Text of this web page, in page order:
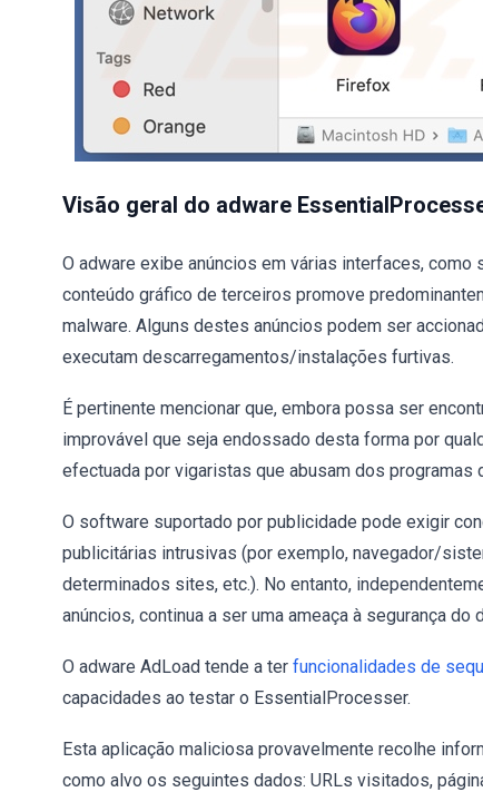
Visão geral do adware
O adware exibe anúncios em várias interfaces,
conteúdo gráfico de terceiros promove
malware. Alguns destes anúncios podem ser
executam descarregamentos/instalações furtivas.
É pertinente mencionar que, embora possa ser
improvável que seja endossado desta forma por
efectuada por vigaristas que abusam dos
O software suportado por publicidade pode exigir
publicitárias intrusivas (por exemplo, navegador/
determinados sites, etc.). No entanto,
anúncios, continua a ser uma ameaça à segurança
O adware AdLoad tende a ter funcionalidades de
capacidades ao testar o EssentialProcesser.
Esta aplicação maliciosa provavelmente recolhe
como alvo os seguintes dados: URLs visitados,